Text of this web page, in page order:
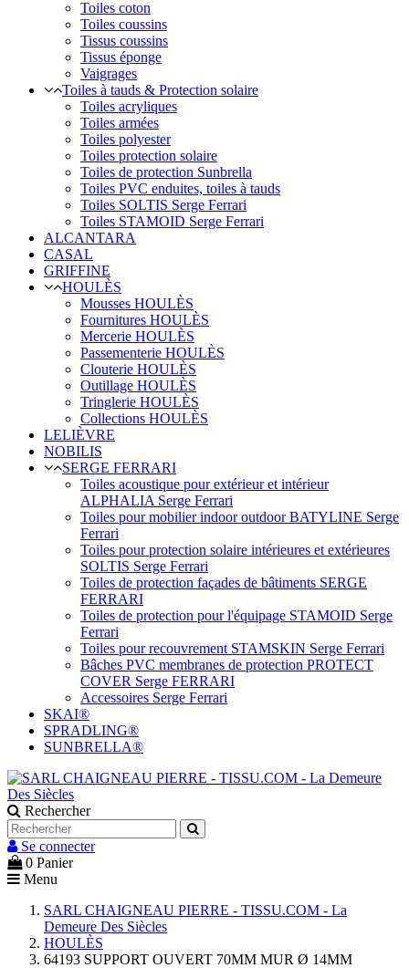
Toiles coton
Toiles coussins
Tissus coussins
Tissus éponge
Vaigrages
Toiles à tauds & Protection solaire
Toiles acryliques
Toiles armées
Toiles polyester
Toiles protection solaire
Toiles de protection Sunbrella
Toiles PVC enduites, toiles à tauds
Toiles SOLTIS Serge Ferrari
Toiles STAMOID Serge Ferrari
ALCANTARA
CASAL
GRIFFINE
HOULÈS
Mousses HOULÈS
Fournitures HOULÈS
Mercerie HOULÈS
Passementerie HOULÈS
Clouterie HOULÈS
Outillage HOULÈS
Tringlerie HOULÈS
Collections HOULÈS
LELIÈVRE
NOBILIS
SERGE FERRARI
Toiles acoustique pour extérieur et intérieur
ALPHALIA Serge Ferrari
Toiles pour mobilier indoor outdoor BATYLINE Serge
Ferrari
Toiles pour protection solaire intérieures et extérieures
SOLTIS Serge Ferrari
Toiles de protection façades de bâtiments SERGE
FERRARI
Toiles de protection pour l'équipage STAMOID Serge
Ferrari
Toiles pour recouvrement STAMSKIN Serge Ferrari
Bâches PVC membranes de protection PROTECT
COVER Serge FERRARI
Accessoires Serge Ferrari
SKAI®
SPRADLING®
SUNBRELLA®
Rechercher
Se connecter
0 Panier
Menu
SARL CHAIGNEAU PIERRE - TISSU.COM - La
Demeure Des Siècles
HOULÈS
64193 SUPPORT OUVERT 70MM MUR Ø 14MM